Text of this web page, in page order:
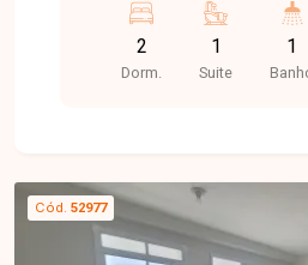
proximidade com
farmácias, restaurantes,
comércios e serviços,
ambientes com sacada, 02
suíte com closet, banheiro
espaçosa com armários,
2
Dorm.
1
Suite
1
Cód. 52977